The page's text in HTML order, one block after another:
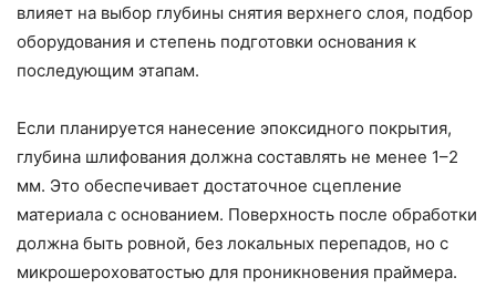
влияет на выбор глубины снятия верхнего слоя, подбор
оборудования и степень подготовки основания к
последующим этапам.
Если планируется нанесение эпоксидного покрытия,
глубина шлифования должна составлять не менее 1–2
мм. Это обеспечивает достаточное сцепление
материала с основанием. Поверхность после обработки
должна быть ровной, без локальных перепадов, но с
микрошероховатостью для проникновения праймера.